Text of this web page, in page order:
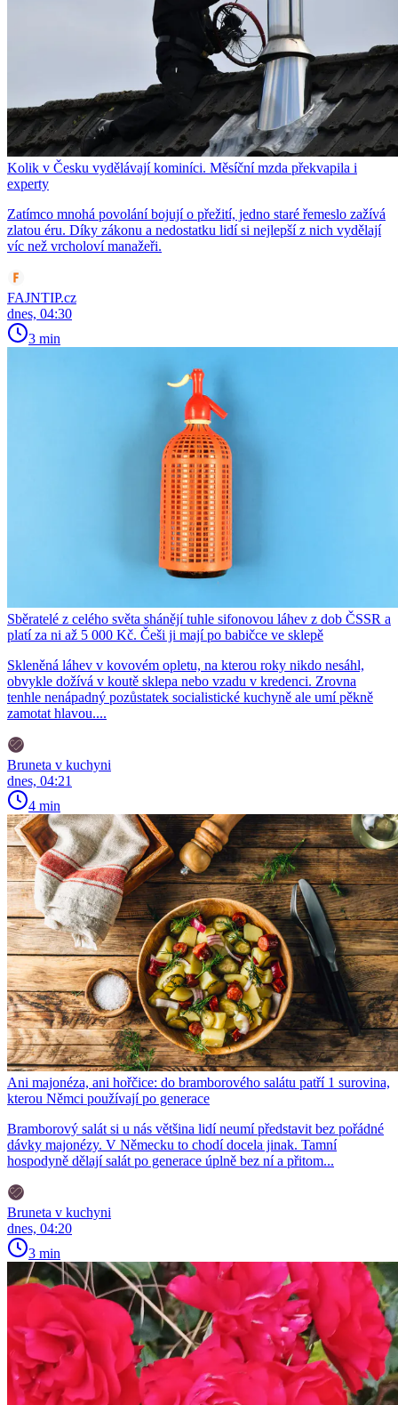
Kolik v Česku vydělávají kominíci. Měsíční mzda překvapila i
experty
Zatímco mnohá povolání bojují o přežití, jedno staré řemeslo zažívá
zlatou éru. Díky zákonu a nedostatku lidí si nejlepší z nich vydělají
víc než vrcholoví manažeři.
FAJNTIP.cz
dnes, 04:30
3 min
Sběratelé z celého světa shánějí tuhle sifonovou láhev z dob ČSSR a
platí za ni až 5 000 Kč. Češi ji mají po babičce ve sklepě
Skleněná láhev v kovovém opletu, na kterou roky nikdo nesáhl,
obvykle dožívá v koutě sklepa nebo vzadu v kredenci. Zrovna
tenhle nenápadný pozůstatek socialistické kuchyně ale umí pěkně
zamotat hlavou....
Bruneta v kuchyni
dnes, 04:21
4 min
Ani majonéza, ani hořčice: do bramborového salátu patří 1 surovina,
kterou Němci používají po generace
Bramborový salát si u nás většina lidí neumí představit bez pořádné
dávky majonézy. V Německu to chodí docela jinak. Tamní
hospodyně dělají salát po generace úplně bez ní a přitom...
Bruneta v kuchyni
dnes, 04:20
3 min